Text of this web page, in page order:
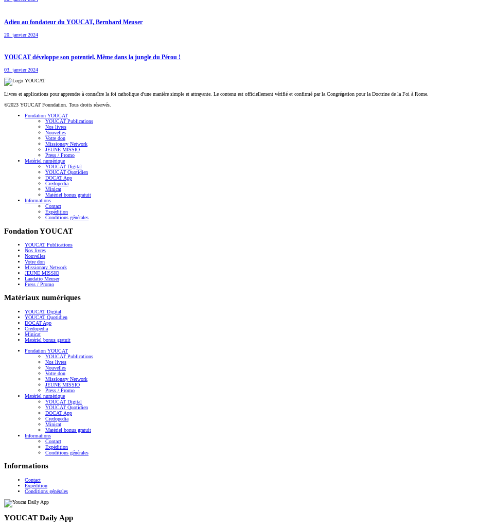
Adieu au fondateur du YOUCAT, Bernhard Meuser
20. janvier 2024
YOUCAT développe son potentiel. Même dans la jungle du Pérou !
03. janvier 2024
Livres et applications pour apprendre à connaître la foi catholique d'une manière simple et attrayante. Le contenu est officiellement vérifié et confirmé par la Congrégation pour la Doctrine de la Foi à Rome.
©2023 YOUCAT Foundation. Tous droits réservés.
Fondation YOUCAT
YOUCAT Publications
Nos livres
Nouvelles
Votre don
Missionary Network
JEUNE MISSIO
Press / Promo
Matériel numérique
YOUCAT Digital
YOUCAT Quotidien
DOCAT App
Credopedia
Minicat
Matériel bonus gratuit
Informations
Contact
Expédition
Conditions générales
Fondation YOUCAT
YOUCAT Publications
Nos livres
Nouvelles
Votre don
Missionary Network
JEUNE MISSIO
Laudatio Meuser
Press / Promo
Matériaux numériques
YOUCAT Digital
YOUCAT Quotidien
DOCAT App
Credopedia
Minicat
Matériel bonus gratuit
Fondation YOUCAT
YOUCAT Publications
Nos livres
Nouvelles
Votre don
Missionary Network
JEUNE MISSIO
Press / Promo
Matériel numérique
YOUCAT Digital
YOUCAT Quotidien
DOCAT App
Credopedia
Minicat
Matériel bonus gratuit
Informations
Contact
Expédition
Conditions générales
Informations
Contact
Expédition
Conditions générales
YOUCAT Daily App